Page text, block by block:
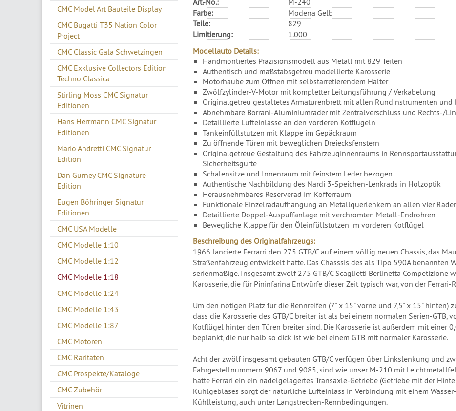
CMC Model Art Bauteile Display
CMC Bugatti T35 Nation Color
Project
CMC Classic Gala Schwetzingen
CMC Exklusive Collectors Edition
Techno Classica
Stirling Moss CMC Signatur
Editionen
Hans Herrmann CMC Signatur
Editionen
Mario Andretti CMC Signatur
Edition
Dan Gurney CMC Signature
Edition
Eugen Böhringer Signatur
Editionen
CMC USA Modelle
CMC Modelle 1:10
CMC Modelle 1:12
CMC Modelle 1:18
CMC Modelle 1:24
CMC Modelle 1:43
CMC Modelle 1:87
CMC Motoren
CMC Raritäten
CMC Prospekte/Kataloge
CMC Zubehör
Vitrinen
Farbe:
Modena Gelb
Teile:
829
Limitierung:
1.000
Modellauto Details:
Handmontiertes Präzisionsmodell aus Metall mit 829 Teilen
Authentisch und maßstabsgetreu modellierte Karosserie
Motorhaube zum Öffnen mit selbstarretierendem Halter
Zwölfzylinder-V-Motor mit kompletter Leitungsführung / Verkabelung
Originalgetreu gestaltetes Armaturenbrett mit allen Rundinstrumenten und
Abnehmbare Borrani-Aluminiumräder mit Zentralverschluss und Rechts-/
Detaillierte Lufteinlässe an den vorderen Kotflügeln
Tankeinfüllstutzen mit Klappe im Gepäckraum
Zu öffnende Türen mit beweglichen Dreiecksfenstern
Originalgetreue Gestaltung des Fahrzeuginnenraums in
Sicherheitsgurte
Schalensitze und Innenraum mit feinstem Leder bezogen
Authentische Nachbildung des Nardi 3-Speichen-Lenkrads in Holzoptik
Herausnehmbares Reserverad im Kofferraum
Funktionale Einzelradaufhängung an Metallquerlenkern an allen vier
Detaillierte Doppel-Auspuffanlage mit verchromten Metall-Endrohren
Bewegliche Klappe für den Öleinfüllstutzen im vorderen Kotflügel
Beschreibung des Originalfahrzeugs:
1966 lancierte Ferrarri den 275 GTB/C auf einem völlig neuen Chassis, das
Straßenfahrzeug entwickelt hatte. Das Chasssis des als Tipo 590A benannten
serienmäßige. Insgesamt zwölf 275 GTB/C Scaglietti Berlinetta Competizione
Karosserie, die für Pininfarina Entwürfe dieser Zeit typisch war, von der
Um den nötigen Platz für die Rennreifen (7" x 15" vorne und 7,5" x 15" hinten)
dass die Karosserie des GTB/C breiter ist als bei einem normalen Serien-GTB,
Kotflügel hinter den Türen breiter sind. Die Karosserie ist außerdem mit einer
beplankt, die nur halb so dick ist wie bei einem GTB mit normaler Karosserie.
Acht der zwölf insgesamt gebauten GTB/C verfügen über Linkslenkung und
Fahrgestellnummern 9067 und 9085, sind wie unser M-210 mit
hatte Ferrari ein ein nadelgelagertes Transaxle-Getriebe (Getriebe mit der
Kühlgebläses sorgt der natürliche Lufteinlass in Verbindung mit einem
Kühlleistung, auch unter Langstrecken-Rennbedingungen.